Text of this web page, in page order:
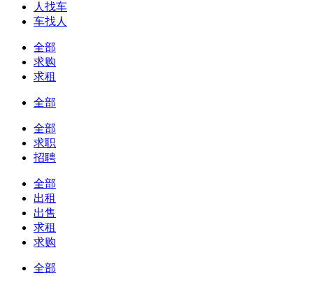
人找车
车找人
全部
求购
求租
全部
全部
求职
招聘
全部
出租
出售
求租
求购
全部